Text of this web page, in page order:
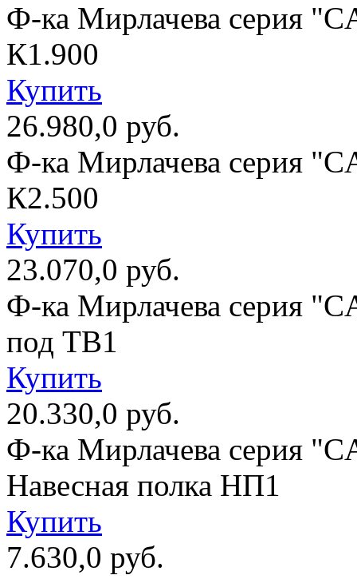
Ф-ка Мирлачева серия
К1.900
Купить
26.980,0 руб.
Ф-ка Мирлачева серия
К2.500
Купить
23.070,0 руб.
Ф-ка Мирлачева серия
под ТВ1
Купить
20.330,0 руб.
Ф-ка Мирлачева серия
Навесная полка НП1
Купить
7.630,0 руб.